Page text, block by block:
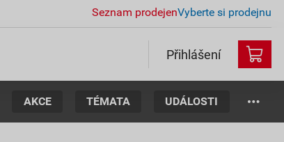
Seznam prodejenVyberte si prodejnu
Přihlášení
AKCE TÉMATA UDÁLOSTI